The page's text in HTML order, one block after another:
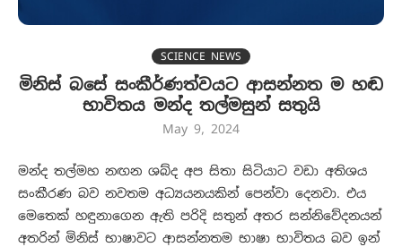
SCIENCE NEWS
මිනිස් බසේ සංකීර්ණත්වයට ආසන්නත ම හඬ
භාවිතය මන්ද තල්මසුන් සතුයි
May 9, 2024
මන්ද තල්මහ නඟන ශබ්ද අප සිතා සිටියාට වඩා අතිශය
සංකීරණ බව නවතම අධ්‍යයනයකින් පෙන්වා දෙනවා. එය
මෙතෙක් හඳුනාගෙන ඇති පරිදි සතුන් අතර සන්නිවේදනයන්
අතරින් මිනිස් භාෂාවට ආසන්නතම භාෂා භාවිතය බව ඉන්